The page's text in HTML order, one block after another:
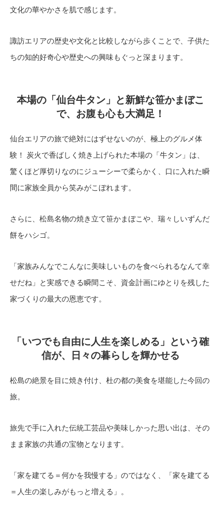
文化の華やかさを肌で感じます。
諏訪エリアの歴史や文化と比較しながら歩くことで、子供た
ちの知的好奇心や歴史への興味もぐっと深まります。
本場の「仙台牛タン」と新鮮な笹かまぼこ
で、お腹も心も大満足！
仙台エリアの旅で絶対にはずせないのが、極上のグルメ体
験！ 炭火で香ばしく焼き上げられた本場の「牛タン」は、
驚くほど厚切りなのにジューシーで柔らかく、口に入れた瞬
間に家族全員から笑みがこぼれます。
さらに、松島名物の焼き立て笹かまぼこや、瑞々しいずんだ
餅をハシゴ。
「家族みんなでこんなに美味しいものを食べられるなんて幸
せだね」と実感できる瞬間こそ、資金計画にゆとりを残した
家づくりの最大の恩恵です。
「いつでも自由に人生を楽しめる」という確
信が、日々の暮らしを輝かせる
松島の絶景を目に焼き付け、杜の都の美食を堪能した今回の
旅。
旅先で手に入れた伝統工芸品や美味しかった思い出は、その
まま家族の共通の宝物となります。
「家を建てる＝何かを我慢する」のではなく、「家を建てる
＝人生の楽しみがもっと増える」。